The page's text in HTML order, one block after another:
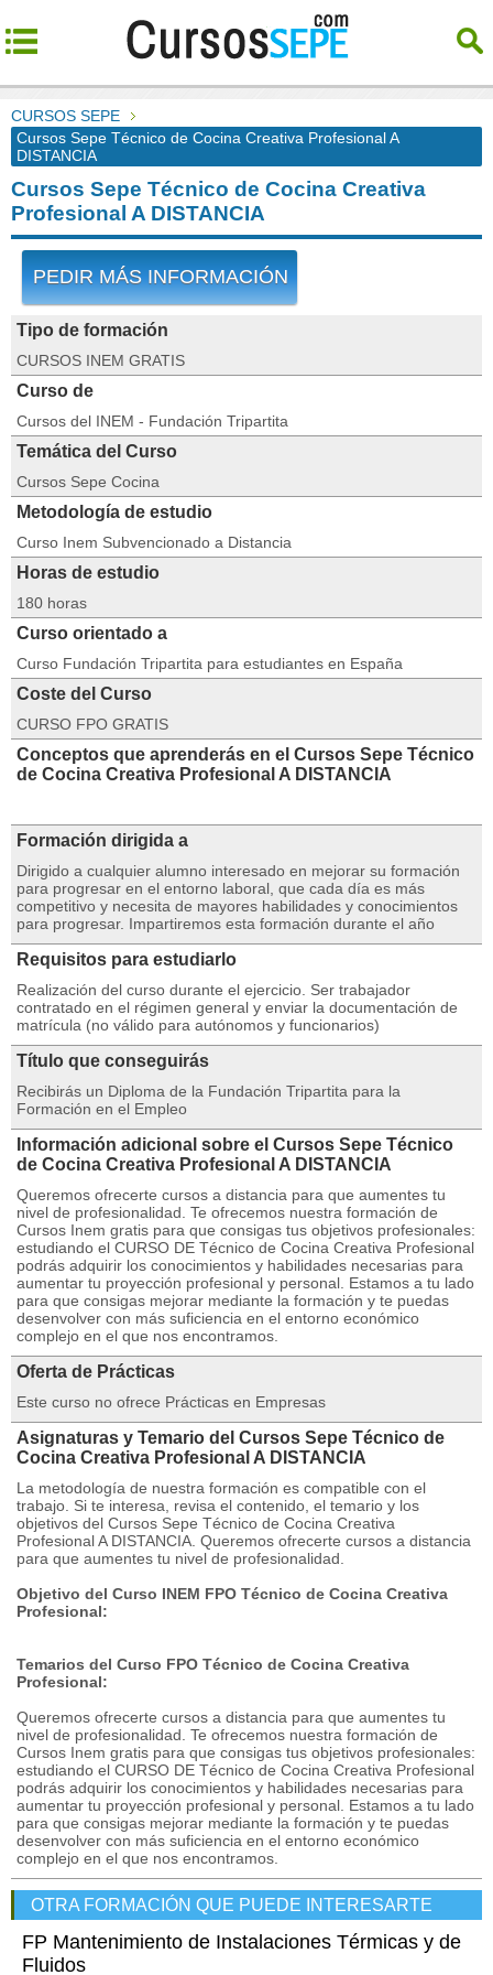
CURSOS SEPE
Cursos Sepe Técnico de Cocina Creativa Profesional A
DISTANCIA
Cursos Sepe Técnico de Cocina Creativa
Profesional A DISTANCIA
PEDIR MÁS INFORMACIÓN
Tipo de formación
CURSOS INEM GRATIS
Curso de
Cursos del INEM - Fundación Tripartita
Temática del Curso
Cursos Sepe Cocina
Metodología de estudio
Curso Inem Subvencionado a Distancia
Horas de estudio
180 horas
Curso orientado a
Curso Fundación Tripartita para estudiantes en España
Coste del Curso
CURSO FPO GRATIS
Conceptos que aprenderás en el Cursos Sepe Técnico
de Cocina Creativa Profesional A DISTANCIA
Formación dirigida a
Dirigido a cualquier alumno interesado en mejorar su formación
para progresar en el entorno laboral, que cada día es más
competitivo y necesita de mayores habilidades y conocimientos
para progresar. Impartiremos esta formación durante el año
Requisitos para estudiarlo
Realización del curso durante el ejercicio. Ser trabajador
contratado en el régimen general y enviar la documentación de
matrícula (no válido para autónomos y funcionarios)
Título que conseguirás
Recibirás un Diploma de la Fundación Tripartita para la
Formación en el Empleo
Información adicional sobre el Cursos Sepe Técnico
de Cocina Creativa Profesional A DISTANCIA
Queremos ofrecerte cursos a distancia para que aumentes tu
nivel de profesionalidad. Te ofrecemos nuestra formación de
Cursos Inem gratis para que consigas tus objetivos profesionales:
estudiando el CURSO DE Técnico de Cocina Creativa Profesional
podrás adquirir los conocimientos y habilidades necesarias para
aumentar tu proyección profesional y personal. Estamos a tu lado
para que consigas mejorar mediante la formación y te puedas
desenvolver con más suficiencia en el entorno económico
complejo en el que nos encontramos.
Oferta de Prácticas
Este curso no ofrece Prácticas en Empresas
Asignaturas y Temario del Cursos Sepe Técnico de
Cocina Creativa Profesional A DISTANCIA
La metodología de nuestra formación es compatible con el
trabajo. Si te interesa, revisa el contenido, el temario y los
objetivos del Cursos Sepe Técnico de Cocina Creativa
Profesional A DISTANCIA. Queremos ofrecerte cursos a distancia
para que aumentes tu nivel de profesionalidad.
Objetivo del Curso INEM FPO Técnico de Cocina Creativa
Profesional:
Temarios del Curso FPO Técnico de Cocina Creativa
Profesional:
Queremos ofrecerte cursos a distancia para que aumentes tu
nivel de profesionalidad. Te ofrecemos nuestra formación de
Cursos Inem gratis para que consigas tus objetivos profesionales:
estudiando el CURSO DE Técnico de Cocina Creativa Profesional
podrás adquirir los conocimientos y habilidades necesarias para
aumentar tu proyección profesional y personal. Estamos a tu lado
para que consigas mejorar mediante la formación y te puedas
desenvolver con más suficiencia en el entorno económico
complejo en el que nos encontramos.
OTRA FORMACIÓN QUE PUEDE INTERESARTE
FP Mantenimiento de Instalaciones Térmicas y de
Fluidos